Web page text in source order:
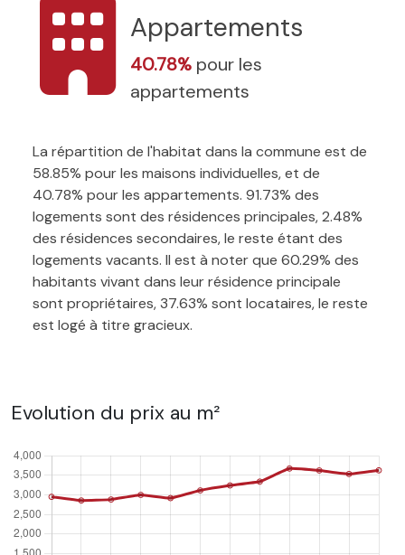
Appartements
40.78% pour les
appartements
La répartition de l'habitat dans la commune est de
58.85% pour les maisons individuelles, et de
40.78% pour les appartements. 91.73% des
logements sont des résidences principales, 2.48%
des résidences secondaires, le reste étant des
logements vacants. Il est à noter que 60.29% des
habitants vivant dans leur résidence principale
sont propriétaires, 37.63% sont locataires, le reste
est logé à titre gracieux.
Evolution du prix au m²